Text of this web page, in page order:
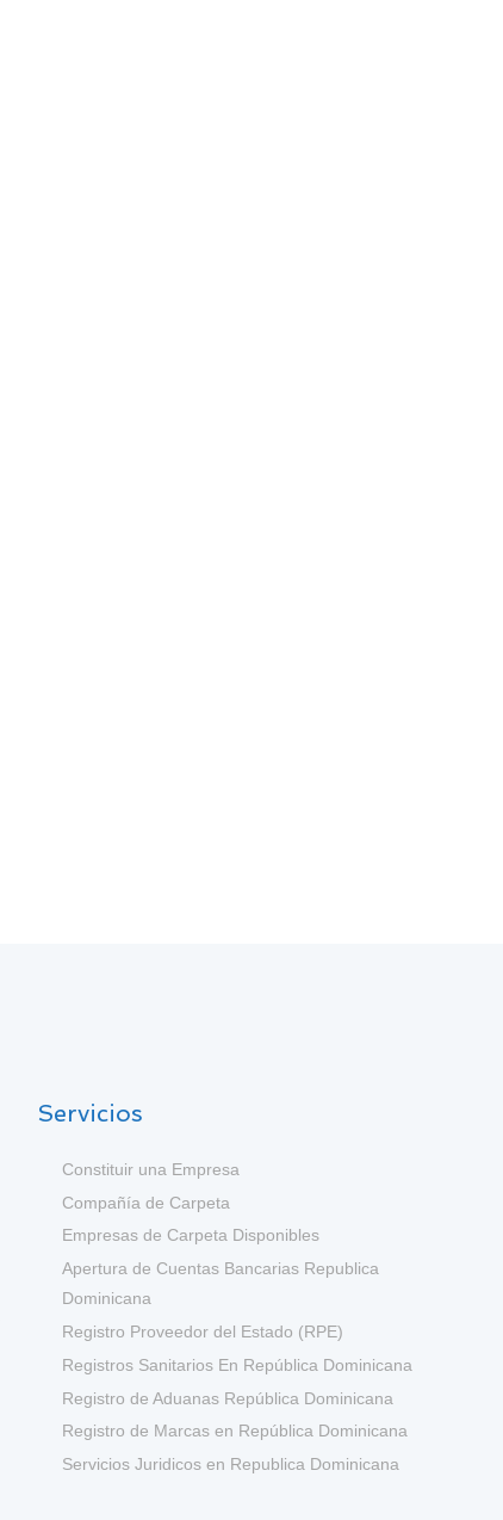
Servicios
Constituir una Empresa
Compañía de Carpeta
Empresas de Carpeta Disponibles
Apertura de Cuentas Bancarias Republica
Dominicana
Registro Proveedor del Estado (RPE)
Registros Sanitarios En República Dominicana
Registro de Aduanas República Dominicana
Registro de Marcas en República Dominicana
Servicios Juridicos en Republica Dominicana